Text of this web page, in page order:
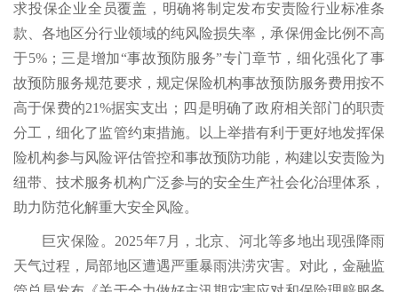
求投保企业全员覆盖，明确将制定发布安责险行业标准条
款、各地区分行业领域的纯风险损失率，承保佣金比例不高
于5%；三是增加“事故预防服务”专门章节，细化强化了事
故预防服务规范要求，规定保险机构事故预防服务费用按不
高于保费的21%据实支出；四是明确了政府相关部门的职责
分工，细化了监管约束措施。以上举措有利于更好地发挥保
险机构参与风险评估管控和事故预防功能，构建以安责险为
纽带、技术服务机构广泛参与的安全生产社会化治理体系，
助力防范化解重大安全风险。
巨灾保险。2025年7月，北京、河北等多地出现强降雨
天气过程，局部地区遭遇严重暴雨洪涝灾害。对此，金融监